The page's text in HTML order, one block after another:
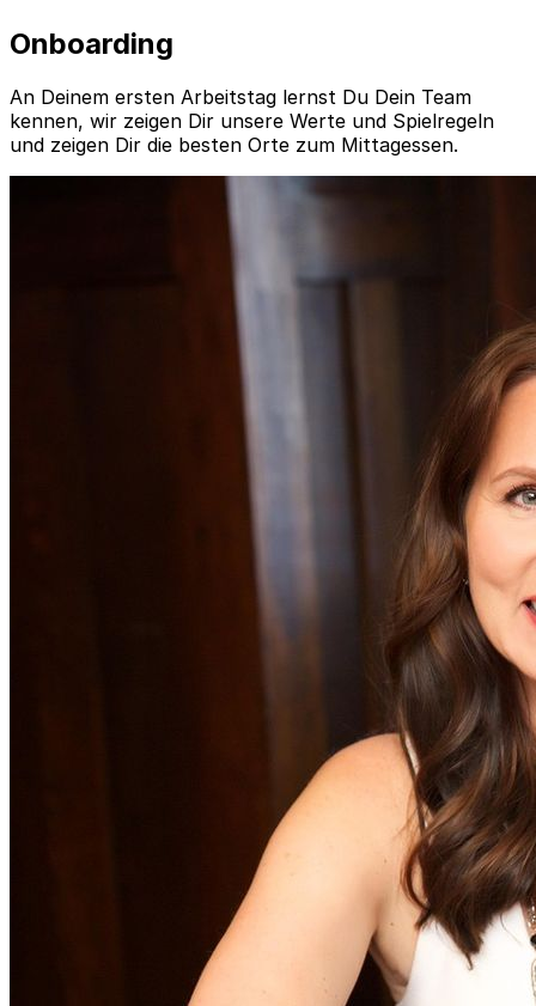
Onboarding
An Deinem ersten Arbeitstag lernst Du Dein Team
kennen, wir zeigen Dir unsere Werte und Spielregeln
und zeigen Dir die besten Orte zum Mittagessen.